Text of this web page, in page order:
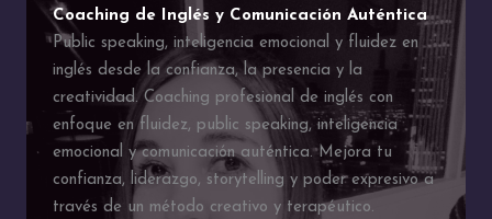
Coaching de Inglés y Comunicación Auténtica
Public speaking, inteligencia emocional y fluidez en
inglés desde la confianza, la presencia y la
creatividad. Coaching profesional de inglés con
enfoque en fluidez, public speaking, inteligencia
emocional y comunicación auténtica. Mejora tu
confianza, liderazgo, storytelling y poder expresivo a
través de un método creativo y terapéutico.